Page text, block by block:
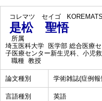
コレマツ セイゴ
是松 聖悟
所属
埼玉医科大学 医学部 総合医療
子医療センター新生児科、小児救
職種 教授
論文種別 学術雑誌(症例報
言語種別 英語